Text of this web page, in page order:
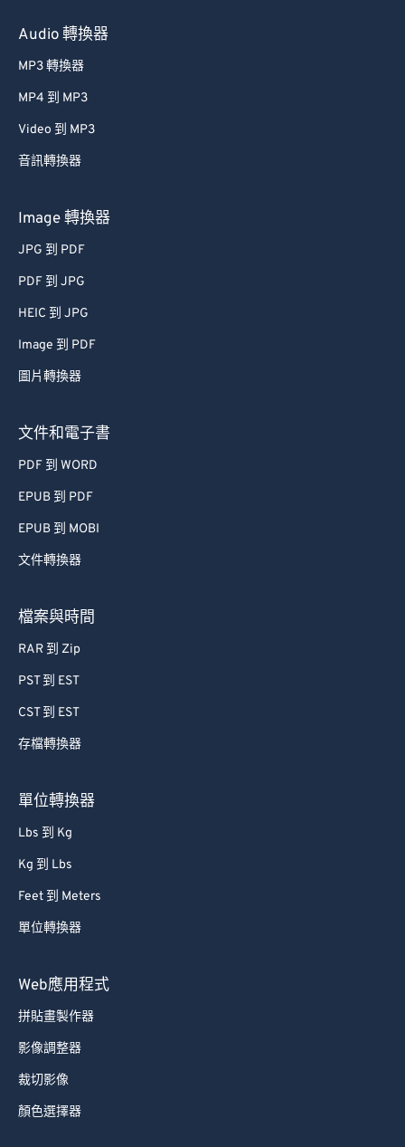
Audio 轉換器
MP3 轉換器
MP4 到 MP3
Video 到 MP3
音訊轉換器
Image 轉換器
JPG 到 PDF
PDF 到 JPG
HEIC 到 JPG
Image 到 PDF
圖片轉換器
文件和電子書
PDF 到 WORD
EPUB 到 PDF
EPUB 到 MOBI
文件轉換器
檔案與時間
RAR 到 Zip
PST 到 EST
CST 到 EST
存檔轉換器
單位轉換器
Lbs 到 Kg
Kg 到 Lbs
Feet 到 Meters
單位轉換器
Web應用程式
拼貼畫製作器
影像調整器
裁切影像
顏色選擇器